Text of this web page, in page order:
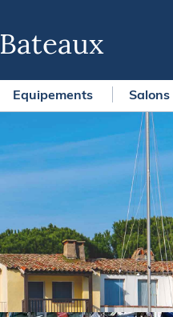
Bateaux
LIFESTYLE
Shopping
Gastronomie
Blogs
SERVICES
Nos magazines
Equipements Salons